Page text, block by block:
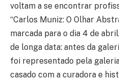
voltam a se encontrar
“Carlos Muniz: O Olhar
marcada para o dia 4 de
de longa data: antes da
foi representado pela
casado com a curadora e